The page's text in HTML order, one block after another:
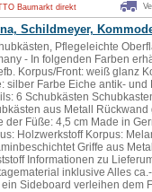
Baumarkt direkt
Schildmeyer,
Pflegeleichte
- In folgenden Farben
Korpus/Front: weiß glanz
silber Farbe Eiche antik-
6 Schubkästen
aus Metall
der Füße: 4,5 cm Made in
Holzwerkstoff Korpus:
Griffe aus
Informationen zu
inklusive Alles
Sideboard verleihen dem